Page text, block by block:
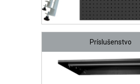
Príslušenstvo